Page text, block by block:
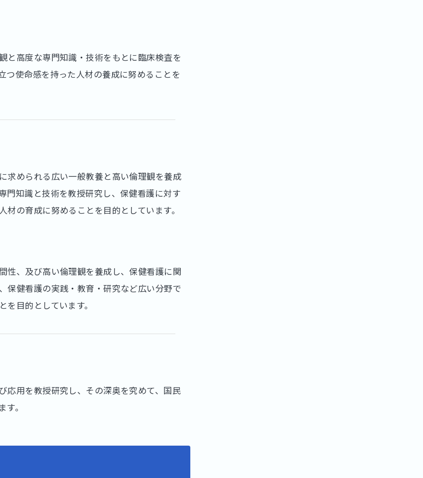
と高度な専門知識・技術をもとに臨床検査を
つ使命感を持った人材の養成に努めることを
求められる広い一般教養と高い倫理観を養成
門知識と技術を教授研究し、保健看護に対す
の育成に努めることを目的としています。
性、及び高い倫理観を養成し、保健看護に関
保健看護の実践・教育・研究など広い分野で
目的としています。
応用を教授研究し、その深奥を究めて、国民
。